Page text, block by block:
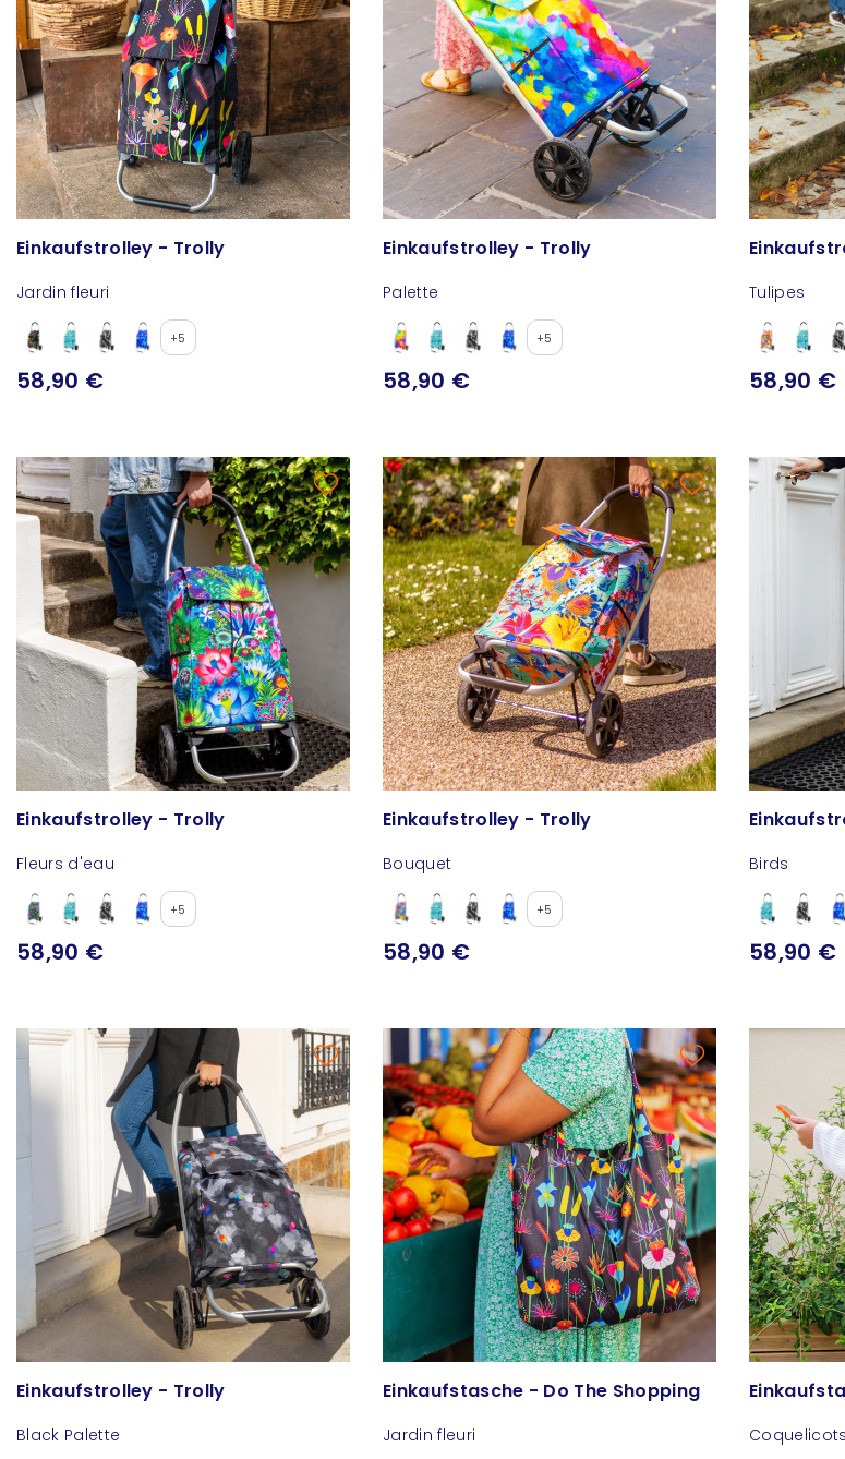
Einkaufstrolley - Trolly
Jardin fleuri
+5
58,90 €
Einkaufstrolley - Trolly
Palette
+5
58,90 €
Tulipes
58,90 €
Einkaufstrolley - Trolly
Fleurs d'eau
+5
58,90 €
Einkaufstrolley - Trolly
Bouquet
+5
58,90 €
Birds
58,90 €
Einkaufstrolley - Trolly
Black Palette
Einkaufstasche - Do The Shopping
Jardin fleuri Coquelicots